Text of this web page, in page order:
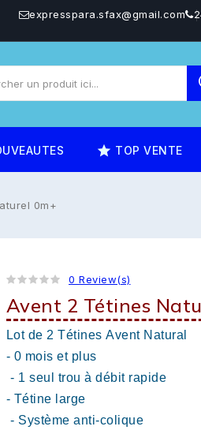
expresspara.sfax@gmail.com
star_rate
TOP VENTE
0m+
0 Review(s)
Avent 2 Tétines
Lot de 2 Tétines Avent Natural
- 0 mois et plus
- 1 seul trou à débit rapide
- Tétine large
- Système anti-colique